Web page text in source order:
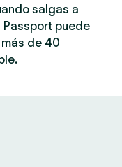
salgas a
Passport puede
más de 40